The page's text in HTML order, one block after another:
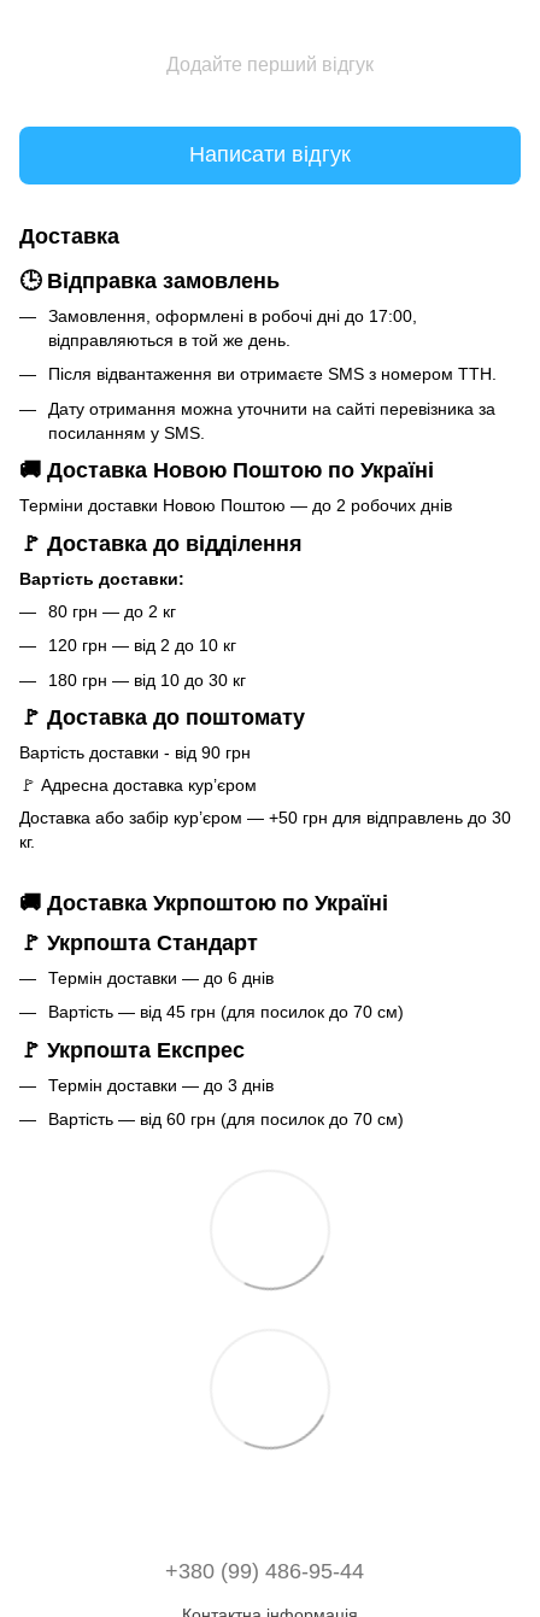
Додайте перший відгук
Написати відгук
Доставка
🕒 Відправка замовлень
Замовлення, оформлені в робочі дні до 17:00,
відправляються в той же день.
Після відвантаження ви отримаєте SMS з номером ТТН.
Дату отримання можна уточнити на сайті перевізника за
посиланням у SMS.
🚚 Доставка Новою Поштою по Україні
Терміни доставки Новою Поштою — до 2 робочих днів
🚩 Доставка до відділення
Вартість доставки:
80 грн — до 2 кг
120 грн — від 2 до 10 кг
180 грн — від 10 до 30 кг
🚩 Доставка до поштомату
Вартість доставки - від 90 грн
🚩 Адресна доставка кур’єром
Доставка або забір кур’єром — +50 грн для відправлень до 30
кг.
🚚 Доставка Укрпоштою по Україні
🚩 Укрпошта Стандарт
Термін доставки — до 6 днів
Вартість — від 45 грн (для посилок до 70 см)
🚩 Укрпошта Експрес
Термін доставки — до 3 днів
Вартість — від 60 грн (для посилок до 70 см)
+380 (99) 486-95-44